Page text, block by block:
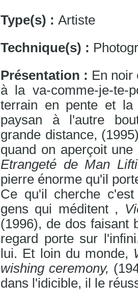
Type(s) : Artiste
Technique(s) :
Présentation : En noir
à la va-comme-je-te-
terrain en pente et
paysan à l'autre
grande distance,
quand on aperçoit
Etrangeté de Man
pierre énorme qu'il
Ce qu'il cherche
gens qui méditent ,
(1996), de dos faisant
regard porte sur
lui. Et loin du monde,
wishing ceremony,
dans l'idicible, il le